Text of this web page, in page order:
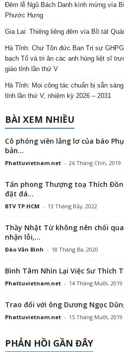
Đêm lễ Ngũ Bách Danh kính mừng vía
Phước Hưng
Gia Lai: Thiêng liêng đêm vía Bồ tát
Hà Tĩnh: Chư Tôn đức Ban Trị sự
bạch Tổ và tri ân các anh hùng liệt sĩ
giáo tỉnh lần thứ V
Hà Tĩnh: Mọi công tác chuẩn bị sẵn
tỉnh lần thứ V, nhiệm kỳ 2026 – 2031
BÀI XEM NHIỀU
Cô phóng viên lẳng lơ của báo
bản...
Phattuvietnam.net - 26 Tháng Chín, 2019
Tấn phong Thượng toạ Thích
đặt đá...
BTV TP.HCM - 13 Tháng Bảy, 2022
Thầy Nhật Từ không nên chối
nhận lỗi,...
Đào Văn Bình - 18 Tháng Ba, 2020
Bình Tâm Nhìn Lại Việc Sư Thích
Phattuvietnam.net - 14 Tháng Mười, 2019
Trao đổi với ông Dương Ngọc
Phattuvietnam.net - 15 Tháng Mười, 2019
PHẢN HỒI GẦN ĐÂY